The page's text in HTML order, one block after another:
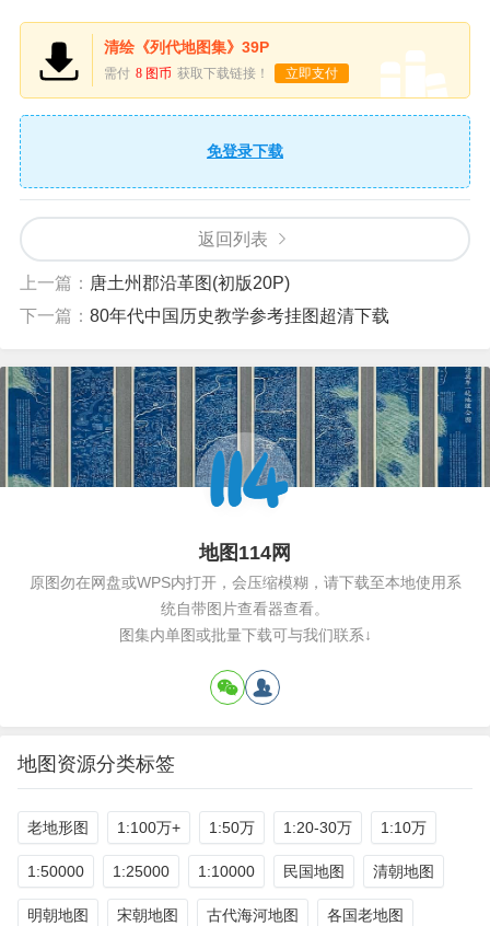
清绘《列代地图集》39P
需付 8 图币 获取下载链接！ 立即支付
免登录下载
返回列表
上一篇： 唐土州郡沿革图(初版20P)
下一篇： 80年代中国历史教学参考挂图超清下载
地图114网
原图勿在网盘或WPS内打开，会压缩模糊，请下载至本地使用系
统自带图片查看器查看。
图集内单图或批量下载可与我们联系↓
地图资源分类标签
老地形图 1:100万+ 1:50万 1:20-30万 1:10万
1:50000 1:25000 1:10000 民国地图 清朝地图
明朝地图 宋朝地图 古代海河地图 各国老地图